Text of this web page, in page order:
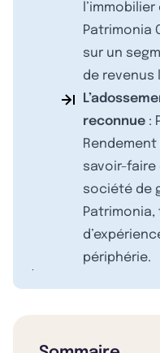
Patrimonia
sur un
de
reconnue :
savoir-faire
société de
Patrimonia,
périphérie.